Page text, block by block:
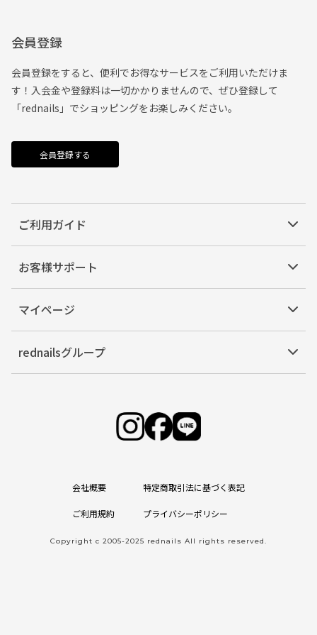
会員登録
会員登録をすると、便利でお得なサービスをご利用いただけま
す！入会金や登録料は一切かかりませんので、ぜひ登録して
「rednails」でショッピングをお楽しみください。
会員登録する
ご利用ガイド
お客様サポート
マイページ
rednailsグループ
会社概要 特定商取引法に基づく表記
ご利用規約 プライバシーポリシー
Copyright c 2005-2025 rednails All rights reserved.